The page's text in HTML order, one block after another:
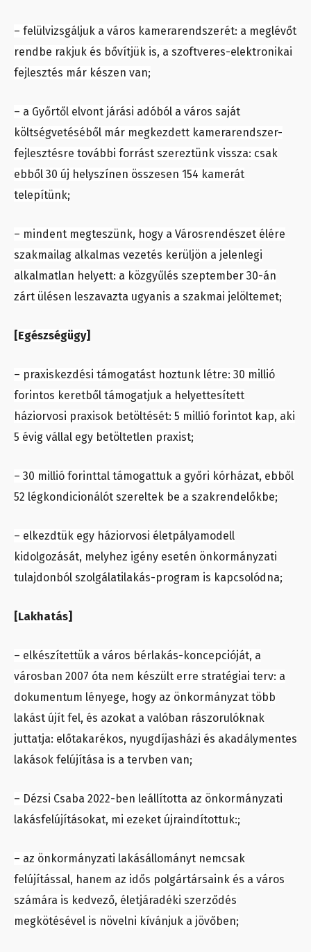
– felülvizsgáljuk a város kamerarendszerét: a meglévőt
rendbe rakjuk és bővítjük is, a szoftveres-elektronikai
fejlesztés már készen van;
– a Győrtől elvont járási adóból a város saját
költségvetéséből már megkezdett kamerarendszer-
fejlesztésre további forrást szereztünk vissza: csak
ebből 30 új helyszínen összesen 154 kamerát
telepítünk;
– mindent megteszünk, hogy a Városrendészet élére
szakmailag alkalmas vezetés kerüljön a jelenlegi
alkalmatlan helyett: a közgyűlés szeptember 30-án
zárt ülésen leszavazta ugyanis a szakmai jelöltemet;
[Egészségügy]
– praxiskezdési támogatást hoztunk létre: 30 millió
forintos keretből támogatjuk a helyettesített
háziorvosi praxisok betöltését: 5 millió forintot kap, aki
5 évig vállal egy betöltetlen praxist;
– 30 millió forinttal támogattuk a győri kórházat, ebből
52 légkondicionálót szereltek be a szakrendelőkbe;
– elkezdtük egy háziorvosi életpályamodell
kidolgozását, melyhez igény esetén önkormányzati
tulajdonból szolgálatilakás-program is kapcsolódna;
[Lakhatás]
– elkészítettük a város bérlakás-koncepcióját, a
városban 2007 óta nem készült erre stratégiai terv: a
dokumentum lényege, hogy az önkormányzat több
lakást újít fel, és azokat a valóban rászorulóknak
juttatja: előtakarékos, nyugdíjasházi és akadálymentes
lakások felújítása is a tervben van;
– Dézsi Csaba 2022-ben leállította az önkormányzati
lakásfelújításokat, mi ezeket újraindítottuk:;
– az önkormányzati lakásállományt nemcsak
felújítással, hanem az idős polgártársaink és a város
számára is kedvező, életjáradéki szerződés
megkötésével is növelni kívánjuk a jövőben;